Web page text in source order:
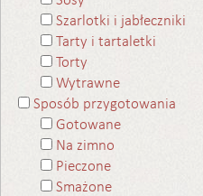
Szarlotki i jabłeczniki
Tarty i tartaletki
Torty
Wytrawne
Sposób przygotowania
Gotowane
Na zimno
Pieczone
Smażone